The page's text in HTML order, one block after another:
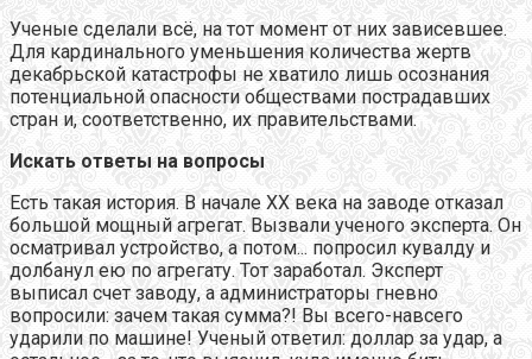
Ученые сделали всё, на тот момент от них зависевшее.
Для кардинального уменьшения количества жертв
декабрьской катастрофы не хватило лишь осознания
потенциальной опасности обществами пострадавших
стран и, соответственно, их правительствами.
Искать ответы на вопросы
Есть такая история. В начале XX века на заводе отказал
большой мощный агрегат. Вызвали ученого эксперта. Он
осматривал устройство, а потом... попросил кувалду и
долбанул ею по агрегату. Тот заработал. Эксперт
выписал счет заводу, а администраторы гневно
вопросили: зачем такая сумма?! Вы всего-навсего
ударили по машине! Ученый ответил: доллар за удар, а